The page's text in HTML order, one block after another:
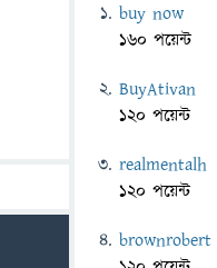
buy now
160 পয়েন্ট
BuyAtivan
120 পয়েন্ট
realmentalh
120 পয়েন্ট
brownrobert